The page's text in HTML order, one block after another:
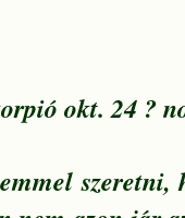
okt. 24 ?